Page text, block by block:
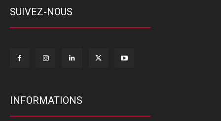
SUIVEZ-NOUS
INFORMATIONS